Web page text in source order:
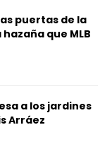
puertas de la
que MLB
a los jardines
Arráez